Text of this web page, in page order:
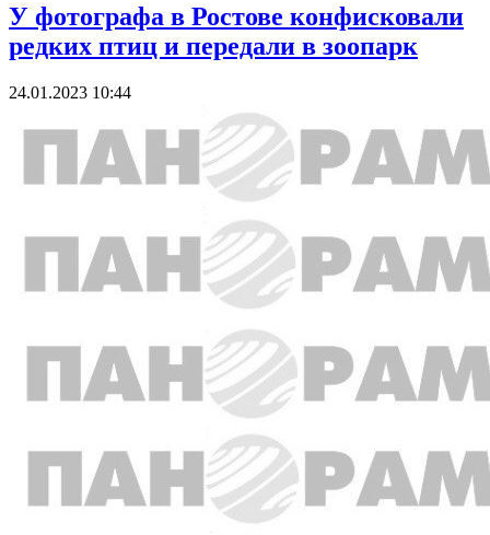
У фотографа в Ростове конфисковали
редких птиц и передали в зоопарк
24.01.2023 10:44